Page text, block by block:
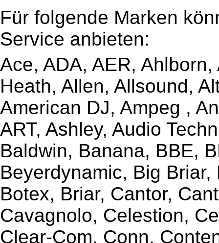
Für folgende Marken
Service anbieten:
Ace, ADA, AER,
Heath, Allen, Allsound,
American DJ, Ampeg ,
ART, Ashley, Audio
Baldwin, Banana, BBE,
Beyerdynamic, Big
Botex, Briar, Cantor,
Cavagnolo, Celestion,
Clear-Com, Conn,